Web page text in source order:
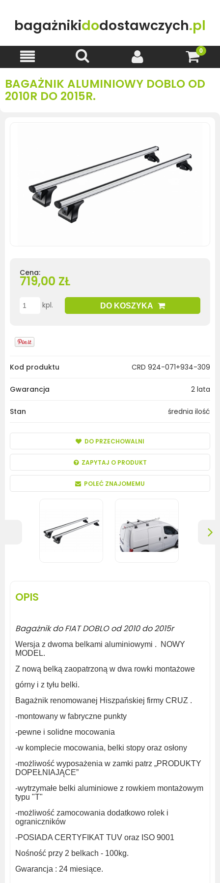
bagażnikidodostawczych.pl
BAGAŻNIK ALUMINIOWY DOBLO OD
2010R DO 2015R.
Kod produktu CRD 924-071+934-309
Gwarancja 2 lata
Stan średnia ilość
DO PRZECHOWALNI
ZAPYTAJ O PRODUKT
POLEĆ ZNAJOMEMU
Cena:
719,00 ZŁ
kpl. DO KOSZYKA
OPIS
Bagażnik do FIAT DOBLO od 2010 do 2015r
Wersja z dwoma belkami aluminiowymi . NOWY
MODEL.
Z nową belką zaopatrzoną w dwa rowki montażowe
górny i z tyłu belki.
Bagażnik renomowanej Hiszpańskiej firmy CRUZ .
-montowany w fabryczne punkty
-pewne i solidne mocowania
-w komplecie mocowania, belki stopy oraz osłony
-możliwość wyposażenia w zamki patrz „PRODUKTY
DOPEŁNIAJĄCE”
-wytrzymałe belki aluminiowe z rowkiem montażowym
typu "T"
-możliwość zamocowania dodatkowo rolek i
ograniczników
-POSIADA CERTYFIKAT TUV oraz ISO 9001
Nośność przy 2 belkach - 100kg.
Gwarancja : 24 miesiące.